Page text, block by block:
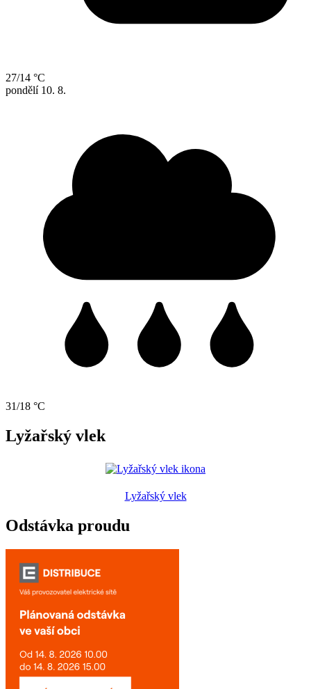
27/14 °C
pondělí 10. 8.
31/18 °C
Lyžařský vlek
Lyžařský vlek
Odstávka proudu